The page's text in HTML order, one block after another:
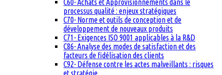
C60- Achats et Approvisionnements dans le
processus qualité : enjeux stratégiques
C70- Norme et outils de conception et de
développement de nouveaux produits
C71- Exigences ISO 9001 applicables à la R&D
C86- Analyse des modes de satisfaction et des
facteurs de fidélisation des clients
C92- Défense contre les actes malveillants : risques
et stratégie